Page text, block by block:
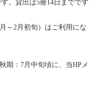
。貸出は5冊14日までです
～2月初旬）はご利用にな
期：7月中旬頃に、当HPメ